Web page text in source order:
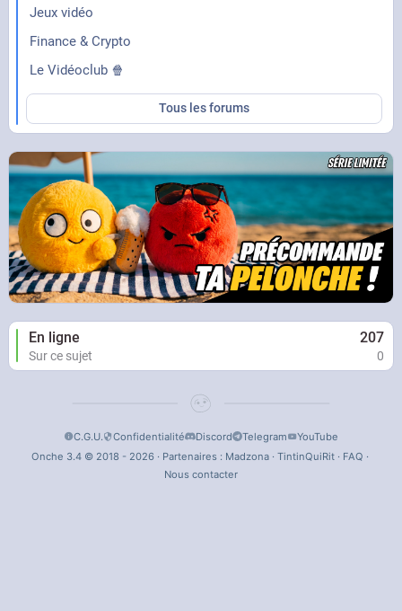
Jeux vidéo
Finance & Crypto
Le Vidéoclub 🍿
Tous les forums
En ligne 207
Sur ce sujet 0
C.G.U. Confidentialité Discord Telegram
YouTube
Onche 3.4 © 2018 - 2026 · Partenaires : Madzona· TintinQuiRit· FAQ ·
Nous contacter